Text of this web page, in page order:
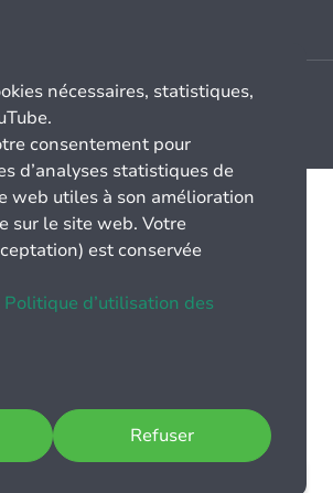
nécessaires, statistiques,
consentement pour
d’analyses statistiques de
web utiles à son amélioration
sur le site web. Votre
est conservée
Politique d’utilisation des
Refuser